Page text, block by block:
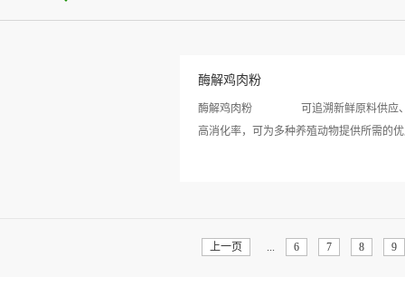
酶解鸡肉粉
酶解鸡肉粉 可追溯新鲜原料供应、冷
高消化率，可为多种养殖动物提供所需的
骨，这些禽类为100%通过检疫并批准屠
上一页 ... 6 7 8 9